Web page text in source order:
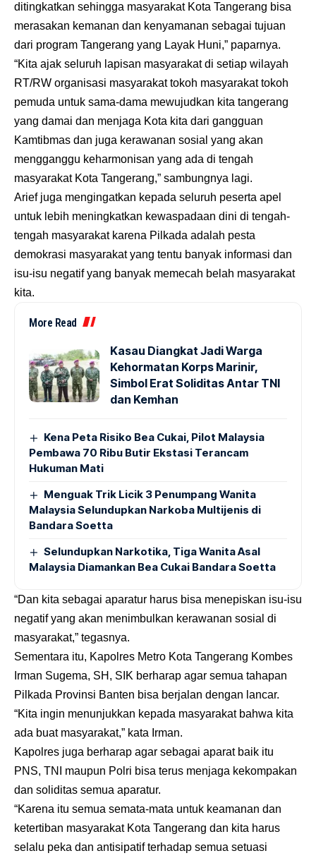
ditingkatkan sehingga masyarakat Kota Tangerang bisa
merasakan kemanan dan kenyamanan sebagai tujuan
dari program Tangerang yang Layak Huni,” paparnya.
“Kita ajak seluruh lapisan masyarakat di setiap wilayah
RT/RW organisasi masyarakat tokoh masyarakat tokoh
pemuda untuk sama-dama mewujudkan kita tangerang
yang damai dan menjaga Kota kita dari gangguan
Kamtibmas dan juga kerawanan sosial yang akan
mengganggu keharmonisan yang ada di tengah
masyarakat Kota Tangerang,” sambungnya lagi.
Arief juga mengingatkan kepada seluruh peserta apel
untuk lebih meningkatkan kewaspadaan dini di tengah-
tengah masyarakat karena Pilkada adalah pesta
demokrasi masyarakat yang tentu banyak informasi dan
isu-isu negatif yang banyak memecah belah masyarakat
kita.
More Read
Kasau Diangkat Jadi Warga
Kehormatan Korps Marinir,
Simbol Erat Soliditas Antar TNI
dan Kemhan
Kena Peta Risiko Bea Cukai, Pilot Malaysia
Pembawa 70 Ribu Butir Ekstasi Terancam
Hukuman Mati
Menguak Trik Licik 3 Penumpang Wanita
Malaysia Selundupkan Narkoba Multijenis di
Bandara Soetta
Selundupkan Narkotika, Tiga Wanita Asal
Malaysia Diamankan Bea Cukai Bandara Soetta
“Dan kita sebagai aparatur harus bisa menepiskan isu-isu
negatif yang akan menimbulkan kerawanan sosial di
masyarakat,” tegasnya.
Sementara itu, Kapolres Metro Kota Tangerang Kombes
Irman Sugema, SH, SIK berharap agar semua tahapan
Pilkada Provinsi Banten bisa berjalan dengan lancar.
“Kita ingin menunjukkan kepada masyarakat bahwa kita
ada buat masyarakat,” kata Irman.
Kapolres juga berharap agar sebagai aparat baik itu
PNS, TNI maupun Polri bisa terus menjaga kekompakan
dan soliditas semua aparatur.
“Karena itu semua semata-mata untuk keamanan dan
ketertiban masyarakat Kota Tangerang dan kita harus
selalu peka dan antisipatif terhadap semua setuasi